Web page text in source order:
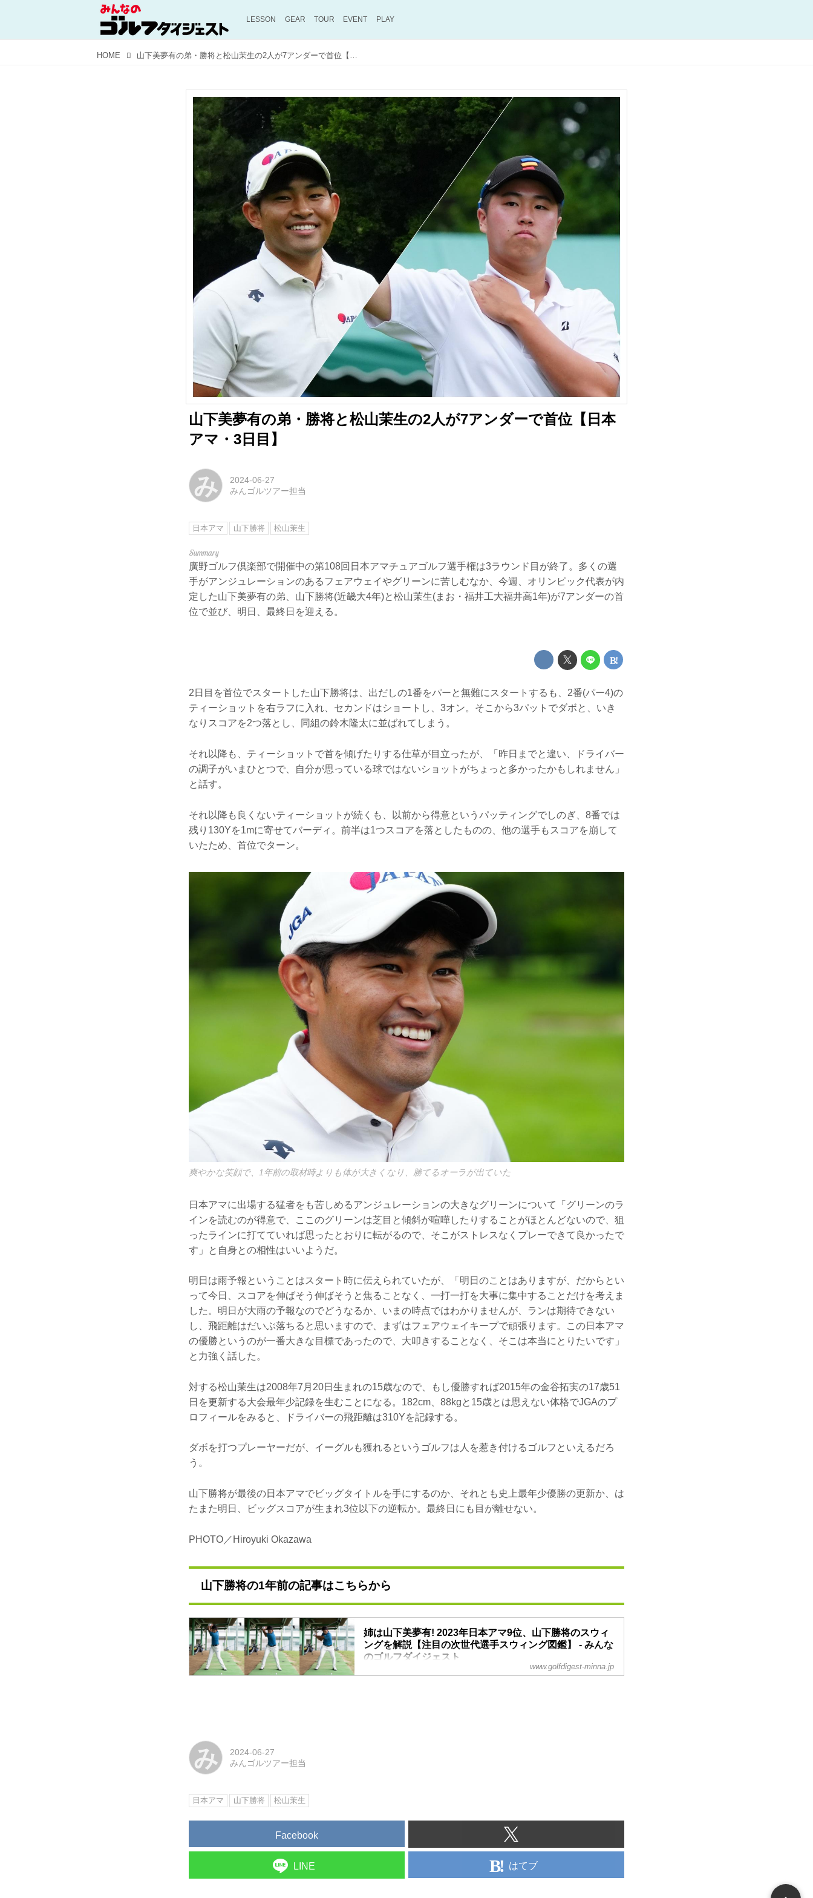
LESSON GEAR TOUR EVENT PLAY
HOME 山下美夢有の弟・勝将と松山茉生の2人が7アンダーで首位【日本アマ・3日目】
山下美夢有の弟・勝将と松山茉生の2人が7アンダーで首位【日本
アマ・3日目】
み
2024-06-27
みんゴルツアー担当
日本アマ 山下勝将 松山茉生
廣野ゴルフ倶楽部で開催中の第108回日本アマチュアゴルフ選手権は3ラウンド目が終了。多くの選
手がアンジュレーションのあるフェアウェイやグリーンに苦しむなか、今週、オリンピック代表が内
定した山下美夢有の弟、山下勝将(近畿大4年)と松山茉生(まお・福井工大福井高1年)が7アンダーの首
位で並び、明日、最終日を迎える。
2日目を首位でスタートした山下勝将は、出だしの1番をパーと無難にスタートするも、2番(パー4)の
ティーショットを右ラフに入れ、セカンドはショートし、3オン。そこから3パットでダボと、いき
なりスコアを2つ落とし、同組の鈴木隆太に並ばれてしまう。
それ以降も、ティーショットで首を傾げたりする仕草が目立ったが、「昨日までと違い、ドライバー
の調子がいまひとつで、自分が思っている球ではないショットがちょっと多かったかもしれません」
と話す。
それ以降も良くないティーショットが続くも、以前から得意というパッティングでしのぎ、8番では
残り130Yを1mに寄せてバーディ。前半は1つスコアを落としたものの、他の選手もスコアを崩して
いたため、首位でターン。
爽やかな笑顔で、1年前の取材時よりも体が大きくなり、勝てるオーラが出ていた
日本アマに出場する猛者をも苦しめるアンジュレーションの大きなグリーンについて「グリーンのラ
インを読むのが得意で、ここのグリーンは芝目と傾斜が喧嘩したりすることがほとんどないので、狙
ったラインに打てていれば思ったとおりに転がるので、そこがストレスなくプレーできて良かったで
す」と自身との相性はいいようだ。
明日は雨予報ということはスタート時に伝えられていたが、「明日のことはありますが、だからとい
って今日、スコアを伸ばそう伸ばそうと焦ることなく、一打一打を大事に集中することだけを考えま
した。明日が大雨の予報なのでどうなるか、いまの時点ではわかりませんが、ランは期待できない
し、飛距離はだいぶ落ちると思いますので、まずはフェアウェイキープで頑張ります。この日本アマ
の優勝というのが一番大きな目標であったので、大叩きすることなく、そこは本当にとりたいです」
と力強く話した。
対する松山茉生は2008年7月20日生まれの15歳なので、もし優勝すれば2015年の金谷拓実の17歳51
日を更新する大会最年少記録を生むことになる。182cm、88kgと15歳とは思えない体格でJGAのプ
ロフィールをみると、ドライバーの飛距離は310Yを記録する。
ダボを打つプレーヤーだが、イーグルも獲れるというゴルフは人を惹き付けるゴルフといえるだろ
う。
山下勝将が最後の日本アマでビッグタイトルを手にするのか、それとも史上最年少優勝の更新か、は
たまた明日、ビッグスコアが生まれ3位以下の逆転か。最終日にも目が離せない。
PHOTO／Hiroyuki Okazawa
山下勝将の1年前の記事はこちらから
姉は山下美夢有! 2023年日本アマ9位、山下勝将のスウィ
ングを解説【注目の次世代選手スウィング図鑑】 - みんな
のゴルフダイジェスト
www.golfdigest-minna.jp
み
2024-06-27
みんゴルツアー担当
日本アマ 山下勝将 松山茉生
Facebook
LINE はてブ